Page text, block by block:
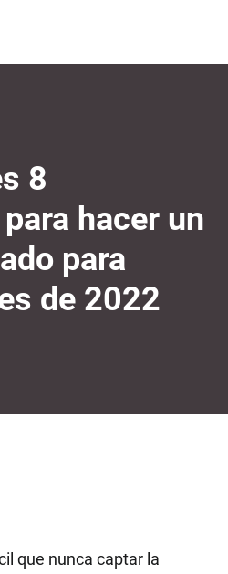
8
hacer un
para
de 2022
que nunca captar la